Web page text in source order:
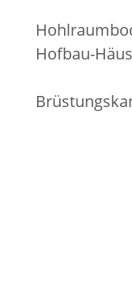
Hofbau-